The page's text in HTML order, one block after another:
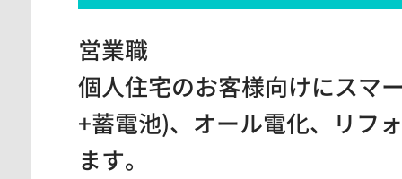
営業職
個人住宅のお客様向けにスマ
+蓄電池)、オール電化、リフ
ます。